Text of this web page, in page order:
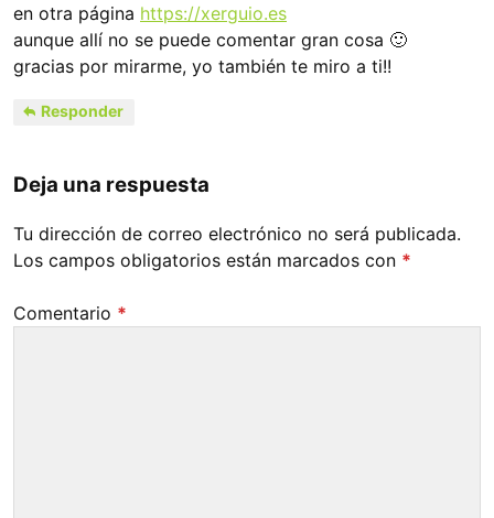
en otra página https://xerguio.es
aunque allí no se puede comentar gran cosa 🙂
gracias por mirarme, yo también te miro a ti!!
Responder
Deja una respuesta
Tu dirección de correo electrónico no será publicada.
Los campos obligatorios están marcados con *
Comentario *